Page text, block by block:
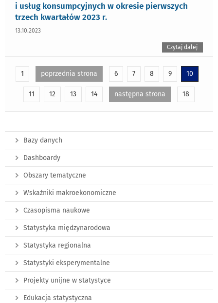
i usług konsumpcyjnych w okresie pierwszych
trzech kwartałów 2023 r.
13.10.2023
Czytaj dalej
1 poprzednia strona 6 7 8 9 10
11 12 13 14 następna strona 18
Bazy danych
Dashboardy
Obszary tematyczne
Wskaźniki makroekonomiczne
Czasopisma naukowe
Statystyka międzynarodowa
Statystyka regionalna
Statystyki eksperymentalne
Projekty unijne w statystyce
Edukacja statystyczna